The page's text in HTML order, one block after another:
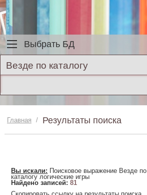
Выбрать БД
Везде по каталогу
Главная / Результаты поиска
Вы искали: Поисковое выражение Везде по
каталогу логические игры
Найдено записей:81